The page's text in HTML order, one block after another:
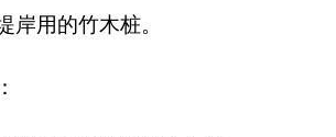
岸用的竹木桩。